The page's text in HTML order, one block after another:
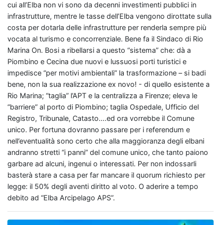
cui all’Elba non vi sono da decenni investimenti pubblici in
infrastrutture, mentre le tasse dell’Elba vengono dirottate sulla
costa per dotarla delle infrastrutture per renderla sempre più
vocata al turismo e concorrenziale. Bene fa il Sindaco di Rio
Marina On. Bosi a ribellarsi a questo “sistema” che: dà a
Piombino e Cecina due nuovi e lussuosi porti turistici e
impedisce “per motivi ambientali” la trasformazione – si badi
bene, non la sua realizzazione ex novo! - di quello esistente a
Rio Marina; “taglia” l’APT e la centralizza a Firenze; eleva le
“barriere” al porto di Piombino; taglia Ospedale, Ufficio del
Registro, Tribunale, Catasto….ed ora vorrebbe il Comune
unico. Per fortuna dovranno passare per i referendum e
nell’eventualità sono certo che alla maggioranza degli elbani
andranno stretti “i panni” del comune unico, che tanto paiono
garbare ad alcuni, ingenui o interessati. Per non indossarli
basterà stare a casa per far mancare il quorum richiesto per
legge: il 50% degli aventi diritto al voto. O aderire a tempo
debito ad “Elba Arcipelago APS”.